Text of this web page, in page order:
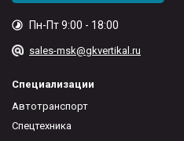
Пн-Пт 9:00 - 18:00
sales-msk@gkvertikal.ru
Специализации
Автотранспорт
Спецтехника